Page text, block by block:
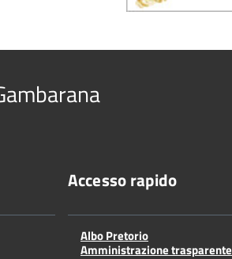
Accesso rapido
Albo Pretorio
Amministrazione trasparente